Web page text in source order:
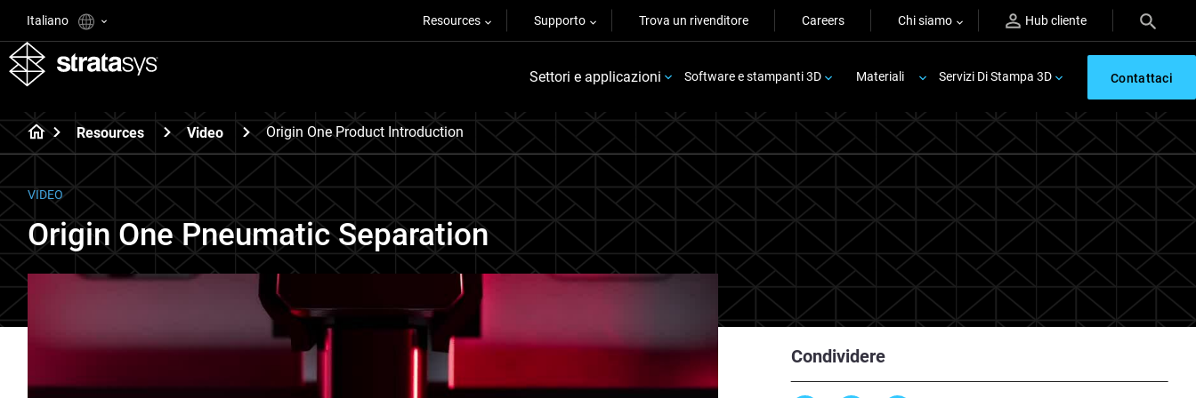
Italiano Resources Supporto Trova un rivenditore Careers Chi siamo Hub cliente
Settori e applicazioni Software e stampanti 3D Materiali Servizi Di Stampa 3D Contattaci
Resources Video Origin One Product Introduction
VIDEO
Origin One Pneumatic Separation
Condividere